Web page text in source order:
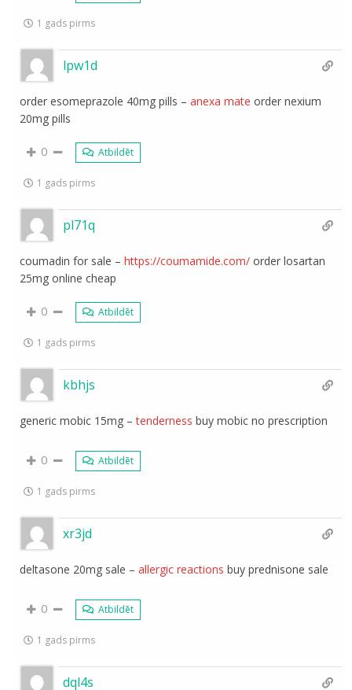
1 gads pirms
lpw1d
order esomeprazole 40mg pills –anexa mate order nexium
20mg pills
0 Atbildēt
1 gads pirms
pl71q
coumadin for sale –https://coumamide.com/ order losartan
25mg online cheap
0 Atbildēt
1 gads pirms
kbhjs
generic mobic 15mg –tenderness buy mobic no prescription
0 Atbildēt
1 gads pirms
xr3jd
deltasone 20mg sale –allergic reactions buy prednisone sale
0 Atbildēt
1 gads pirms
dql4s